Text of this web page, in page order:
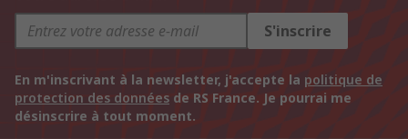
S'inscrire
En m'inscrivant à la newsletter, j'accepte la politique de
protection des données de RS France. Je pourrai me
désinscrire à tout moment.